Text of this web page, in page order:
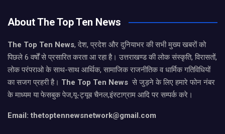
About The Top Ten News
The Top Ten News, देश, प्रदेश और दुनियाभर की सभी मुख्य खबरों को
पिछले 6 वर्षों से प्रसारित करता आ रहा है। उत्तराखण्ड की लोक संस्कृति, विरासतों,
लोक परंपराओ के साथ-साथ आर्थिक, सामाजिक राजनीतिक व धार्मिक गतिविधियों
का सजग प्रहरी है। The Top Ten News से जुड़ने के लिए हमारे फोन नंबर
के माध्यम या फेसबुक पेज,यू-ट्यूब चैनल,इंस्टाग्राम आदि पर सम्पर्क करे।
Email: thetoptennewsnetwork@gmail.com